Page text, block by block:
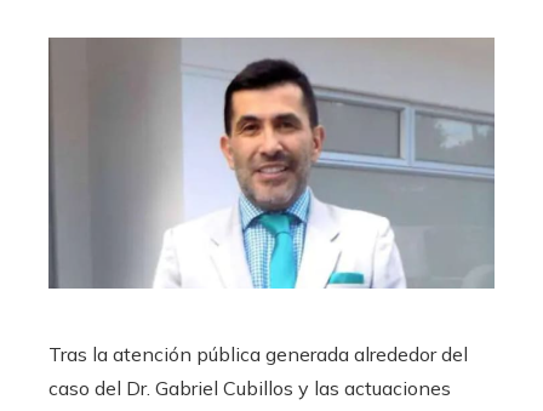
Tras la atención pública generada alrededor del
caso del Dr. Gabriel Cubillos y las actuaciones